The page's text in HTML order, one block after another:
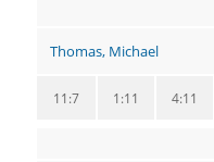
Thomas, Michael
4:11
1:11
11:7